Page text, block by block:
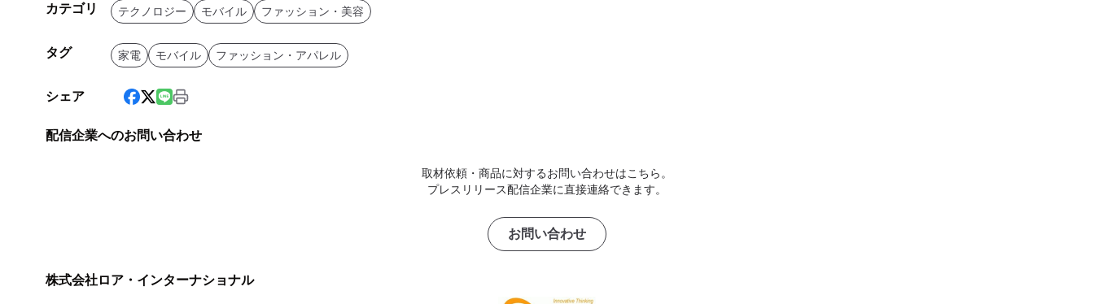
カテゴリ テクノロジー モバイル ファッション・美容
タグ 家電 モバイル ファッション・アパレル
シェア
配信企業へのお問い合わせ
取材依頼・商品に対するお問い合わせはこちら。
プレスリリース配信企業に直接連絡できます。
お問い合わせ
株式会社ロア・インターナショナル